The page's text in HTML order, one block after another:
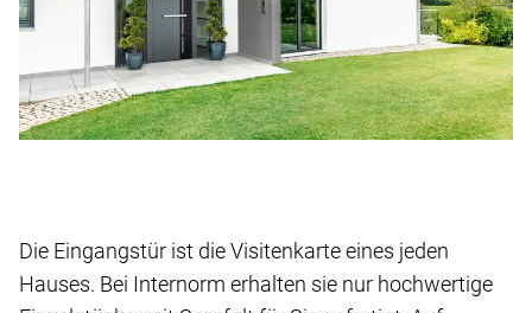
Die Eingangstür ist die Visitenkarte eines jeden
Hauses. Bei Internorm erhalten sie nur hochwertige